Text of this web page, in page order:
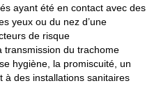
ayant été en contact avec des
yeux ou du nez d’une
de risque
transmission du trachome
hygiène, la promiscuité, un
à des installations sanitaires